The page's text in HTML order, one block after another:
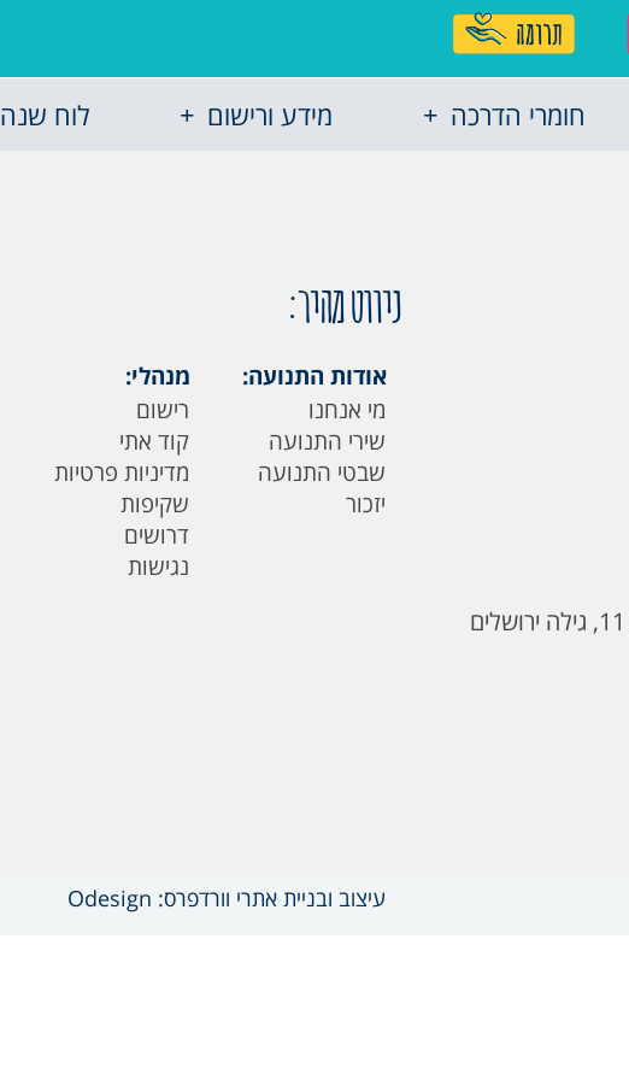
חומרי הדרכה מידע ורישום לוח שנה
ניווט מהיר:
אודות התנועה:
מי אנחנו
שירי התנועה
שבטי התנועה
יזכור
מנהלי:
רישום
קוד אתי
מדיניות פרטיות
שקיפות
דרושים
נגישות
עיצוב ובניית אתרי וורדפרס: Odesign